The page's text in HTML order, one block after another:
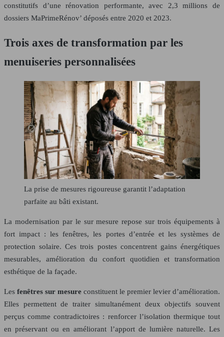
constitutifs d’une rénovation performante, avec 2,3 millions de
dossiers MaPrimeRénov’ déposés entre 2020 et 2023.
Trois axes de transformation par les
menuiseries personnalisées
La prise de mesures rigoureuse garantit l’adaptation
parfaite au bâti existant.
La modernisation par le sur mesure repose sur trois équipements à
fort impact : les fenêtres, les portes d’entrée et les systèmes de
protection solaire. Ces trois postes concentrent gains énergétiques
mesurables, amélioration du confort quotidien et transformation
esthétique de la façade.
Les fenêtres sur mesure constituent le premier levier d’amélioration.
Elles permettent de traiter simultanément deux objectifs souvent
perçus comme contradictoires : renforcer l’isolation thermique tout
en préservant ou en améliorant l’apport de lumière naturelle. Les